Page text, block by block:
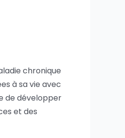
chronique
à sa vie avec
de développer
et des